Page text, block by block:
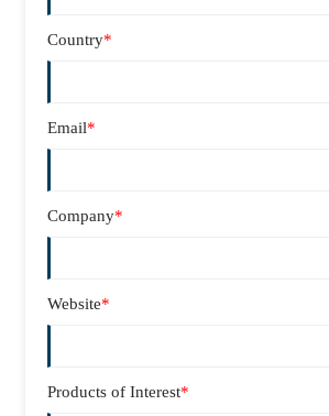
Country*
Email*
Company*
Website*
Products of Interest*